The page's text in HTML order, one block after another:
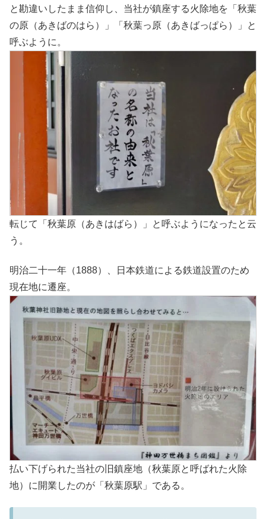
と勘違いしたまま信仰し、当社が鎮座する火除地を「秋葉
の原（あきばのはら）」「秋葉っ原（あきばっぱら）」と
呼ぶように。
転じて「秋葉原（あきはばら）」と呼ぶようになったと云
う。
明治二十一年（1888）、日本鉄道による鉄道設置のため
現在地に遷座。
払い下げられた当社の旧鎮座地（秋葉原と呼ばれた火除
地）に開業したのが「秋葉原駅」である。